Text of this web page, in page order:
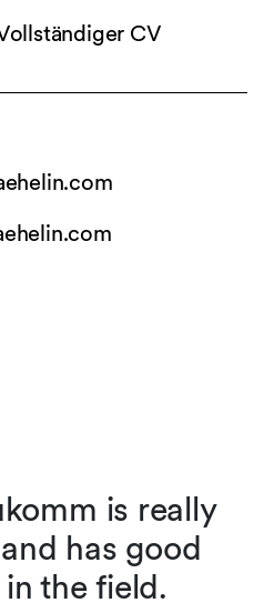
CV
is really
has good
the field.